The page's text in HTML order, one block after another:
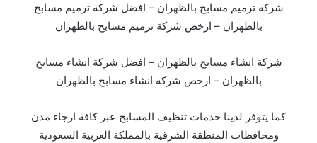
شركة ترميم مسابح بالظهران – افضل شركة ترميم مسابح
بالظهران – ارخص شركة ترميم مسابح بالظهران
شركة انشاء مسابح بالظهران – افضل شركة انشاء مسابح
بالظهران – ارخص شركة انشاء مسابح بالظهران
كما يتوفر لدينا خدمات تنظيف المسابح عبر كافة ارجاء مدن
ومحافظات المنطقة الشرقية بالمملكة العربية السعودية